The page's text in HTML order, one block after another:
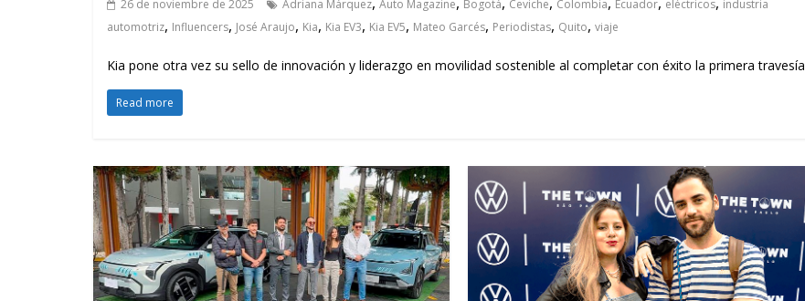
26 de noviembre de 2025 Adriana Márquez Auto Magazine Bogotá Ceviche Colombia Ecuador eléctricos industria
automotriz, Influencers, José Araujo, Kia, Kia EV3, Kia EV5, Mateo Garcés, Periodistas, Quito, viaje
Kia pone otra vez su sello de innovación y liderazgo en movilidad sostenible al completar con éxito la primera travesía
Read more